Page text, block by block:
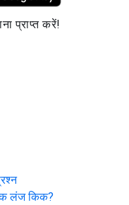
प्राप्त करें!
लंज किक?